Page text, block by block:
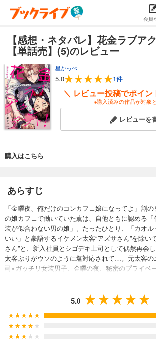
会員
【感想・ネタバレ】花金ラブア
【単話売】(5)のレビュー
星かっぺ
5.0 1件
＼ レビュー投稿でポイン
※購入済みの作品が対象
レビューを
購入はこちら
あらすじ
「金曜夜、俺だけのコンカフェ嬢になってよ」割
の娘カフェで働いていた薫は、自他ともに認める
装が似合わない男の娘」。たったひとり、「カオル
いい」と豪語するイケメン太客“アズサさん”を除い
さん”と、新入社員とシゴデキ上司として偶然再会
太客ぶりがウソのように塩対応されて…。元太客の
司×ガッチリ女装男子、金曜の夜、秘密のプライベ
5.0